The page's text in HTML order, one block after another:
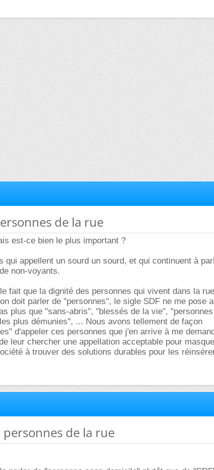
de la rue
est-ce bien le plus important ?
qui appellent un sourd un sourd, et qui continuent à
non-voyants.
fait que la dignité des personnes qui vivent dans la
doit parler de "personnes", le sigle SDF ne me pose
plus que "sans-abris", "blessés de la vie",
plus démunies", ... Nous avons tellement de façon
d'appeler ces personnes que j'en arrive à me
leur chercher une appellation acceptable pour
à trouver des solutions durables pour les
personnes de la rue